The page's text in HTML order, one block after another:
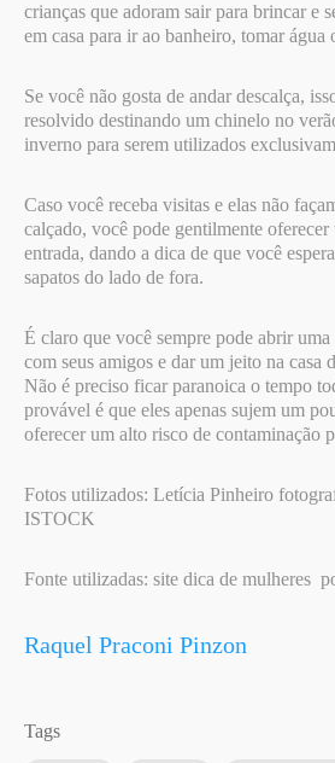
crianças que adoram sair para brincar e
em casa para ir ao banheiro, tomar água
Se você não gosta de andar descalça,
resolvido destinando um chinelo no
inverno para serem utilizados
Caso você receba visitas e elas não
calçado, você pode gentilmente
entrada, dando a dica de que você
sapatos do lado de fora.
É claro que você sempre pode abrir
com seus amigos e dar um jeito na casa
Não é preciso ficar paranoica o tempo
provável é que eles apenas sujem um
oferecer um alto risco de contaminação
Fotos utilizados: Letícia Pinheiro
ISTOCK
Fonte utilizadas: site dica de mulheres
Raquel Praconi Pinzon
Tags